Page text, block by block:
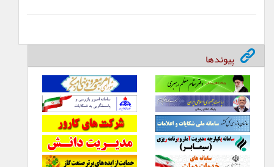
پیوندها